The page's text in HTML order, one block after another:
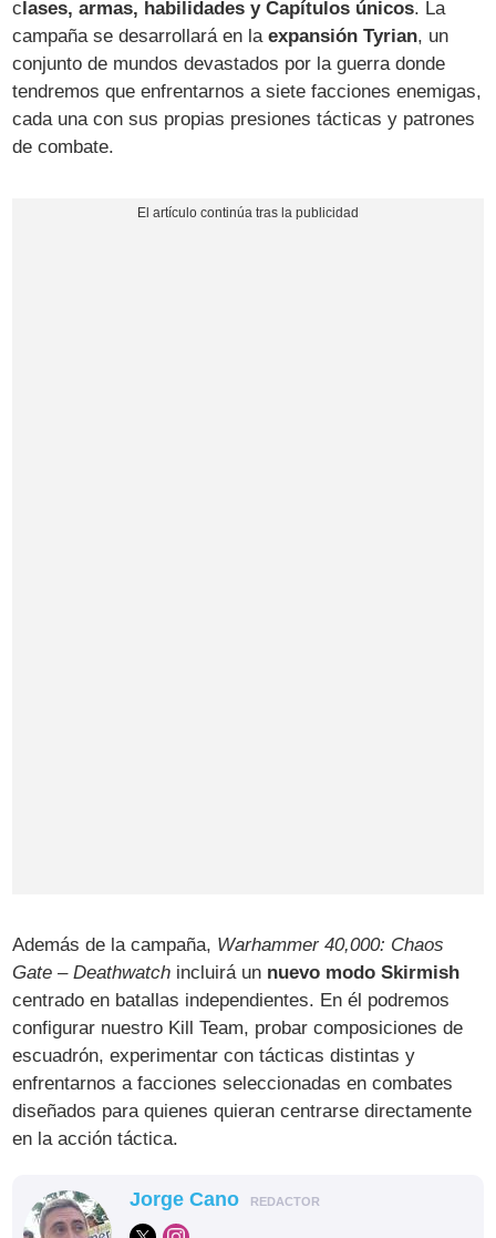
clases, armas, habilidades y Capítulos únicos. La
campaña se desarrollará en laexpansión Tyrian, un
conjunto de mundos devastados por la guerra donde
tendremos que enfrentarnos a siete facciones enemigas,
cada una con sus propias presiones tácticas y patrones
de combate.
Además de la campaña, Warhammer 40,000: Chaos
Gate – Deathwatch incluirá un nuevo modo Skirmish
centrado en batallas independientes. En él podremos
configurar nuestro Kill Team, probar composiciones de
escuadrón, experimentar con tácticas distintas y
enfrentarnos a facciones seleccionadas en combates
diseñados para quienes quieran centrarse directamente
en la acción táctica.
Jorge Cano REDACTOR